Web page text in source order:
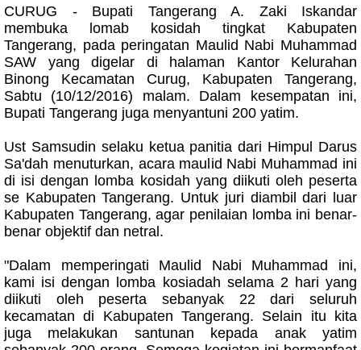
CURUG - Bupati Tangerang A. Zaki Iskandar
membuka lomab kosidah tingkat Kabupaten
Tangerang, pada peringatan Maulid Nabi Muhammad
SAW yang digelar di halaman Kantor Kelurahan
Binong Kecamatan Curug, Kabupaten Tangerang,
Sabtu (10/12/2016) malam. Dalam kesempatan ini,
Bupati Tangerang juga menyantuni 200 yatim.
Ust Samsudin selaku ketua panitia dari Himpul Darus
Sa'dah menuturkan, acara maulid Nabi Muhammad ini
di isi dengan lomba kosidah yang diikuti oleh peserta
se Kabupaten Tangerang. Untuk juri diambil dari luar
Kabupaten Tangerang, agar penilaian lomba ini benar-
benar objektif dan netral.
"Dalam memperingati Maulid Nabi Muhammad ini,
kami isi dengan lomba kosiadah selama 2 hari yang
diikuti oleh peserta sebanyak 22 dari seluruh
kecamatan di Kabupaten Tangerang. Selain itu kita
juga melakukan santunan kepada anak yatim